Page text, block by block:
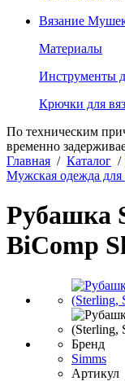
Вязание
Материалы
Инструменты
Крючки для
По техническим
временно
Главная / Каталог /
Мужская одежда для
Рубашка
BiComp
Бренд
Simms
Артикул